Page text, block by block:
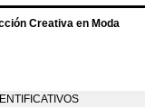
Creativa en Moda